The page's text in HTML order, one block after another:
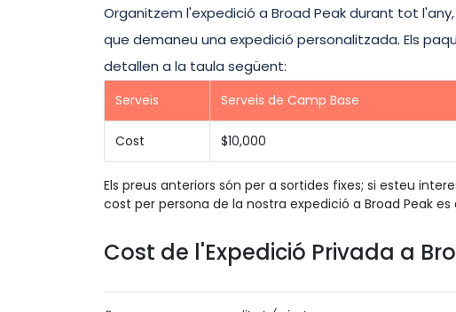
Organitzem l'expedició a Broad Peak durant tot
que demaneu una expedició personalitzada. Els
detallen a la taula següent:
Serveis Serveis de Camp Base
Cost $10,000
Els preus anteriors són per a sortides fixes; si esteu
cost per persona de la nostra expedició a Broad Peak
Cost de l'Expedició Privada a